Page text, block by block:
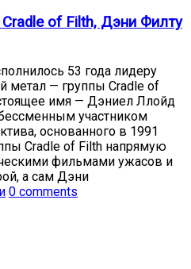
of Filth, Дэни Филту
53 года лидеру
метал — группы Cradle of
имя — Дэниел Ллойд
участником
основанного в 1991
Cradle of Filth напрямую
фильмами ужасов и
а сам Дэни
0 comments